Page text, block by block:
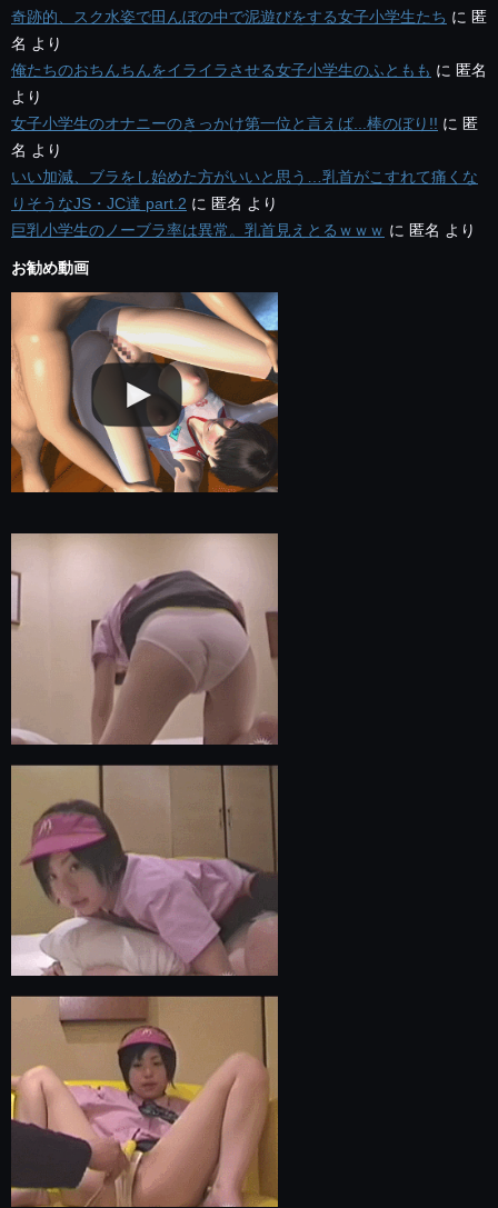
奇跡的、スク水姿で田んぼの中で泥遊びをする女子小学生たち に 匿
名 より
俺たちのおちんちんをイライラさせる女子小学生のふともも に 匿名
より
女子小学生のオナニーのきっかけ第一位と言えば...棒のぼり!! に 匿
名 より
いい加減、ブラをし始めた方がいいと思う…乳首がこすれて痛くな
りそうなJS・JC達 part.2 に 匿名 より
巨乳小学生のノーブラ率は異常。乳首見えとるｗｗｗ に 匿名 より
お勧め動画